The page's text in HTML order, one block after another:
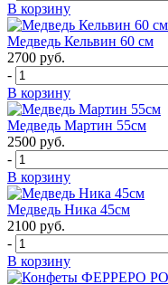
В корзину
Медведь Кельвин 60 см
2700 руб.
-
В корзину
Медведь Мартин 55см
2500 руб.
-
В корзину
Медведь Ника 45см
2100 руб.
-
В корзину